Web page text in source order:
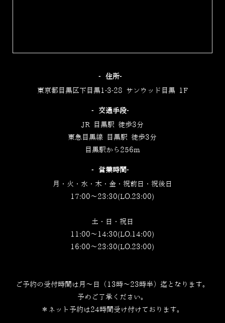
‐住所‐
東京都目黒区下目黒1-3-28 サンウッド目黒 1F
‐交通手段‐
JR 目黒駅 徒歩3分
東急目黒線 目黒駅 徒歩3分
目黒駅から256m
‐営業時間‐
月・火・水・木・金・祝前日・祝後日
17:00～23:30(LO.23:00)
土・日・祝日
11:00～14:30(LO.14:00)
16:00～23:30(LO.23:00)
ご予約の受付時間は月～日（13時～23時半）迄となります。
予めご了承ください。
＊ネット予約は24時間受け付けております。